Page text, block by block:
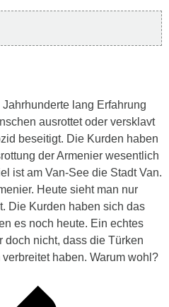
lang Erfahrung
ausrottet oder versklavt
beseitigt. Die Kurden haben
der Armenier wesentlich
ist am Van-See die Stadt Van.
Heute sieht man nur
Die Kurden haben sich das
es noch heute. Ein echtes
doch nicht, dass die Türken
haben. Warum wohl?